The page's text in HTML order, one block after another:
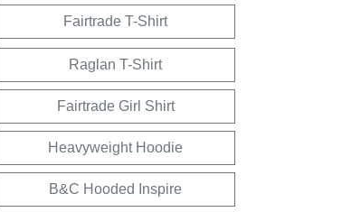
Fairtrade T-Shirt
Raglan T-Shirt
Fairtrade Girl Shirt
Heavyweight Hoodie
B&C Hooded Inspire